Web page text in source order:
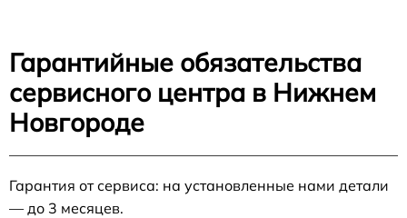
Гарантийные обязательства
сервисного центра в Нижнем
Новгороде
Гарантия от сервиса: на установленные нами детали
— до 3 месяцев.